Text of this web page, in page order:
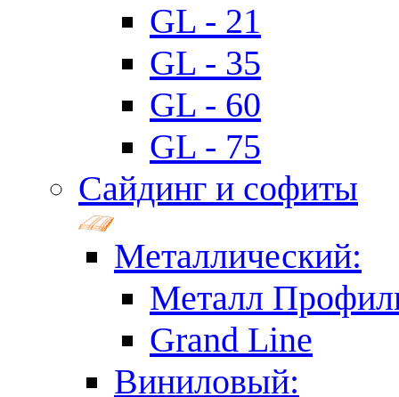
GL - 21
GL - 35
GL - 60
GL - 75
Сайдинг и софиты
Металлический:
Металл
Grand Line
Виниловый: